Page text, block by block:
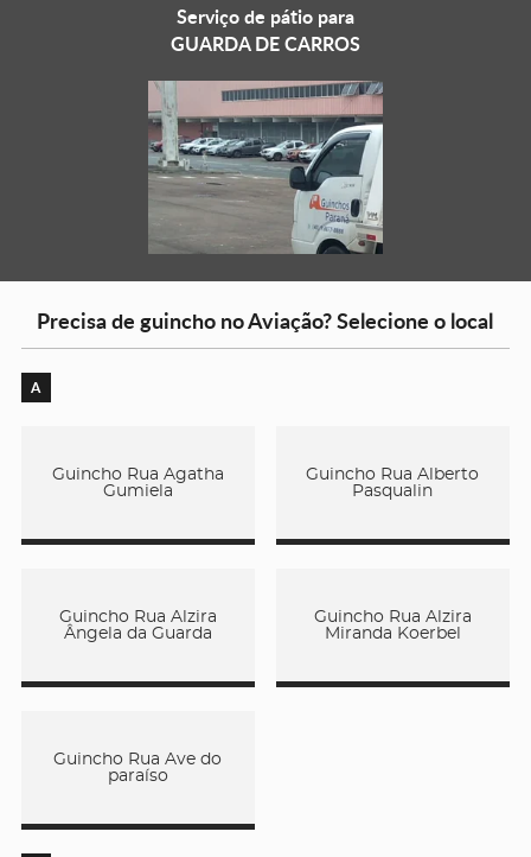
Serviço de pátio para
GUARDA DE CARROS
Precisa de guincho no Aviação? Selecione o local
A
Guincho Rua Agatha
Gumiela
Guincho Rua Alberto
Pasqualin
Guincho Rua Alzira
Ângela da Guarda
Guincho Rua Alzira
Miranda Koerbel
Guincho Rua Ave do
paraíso